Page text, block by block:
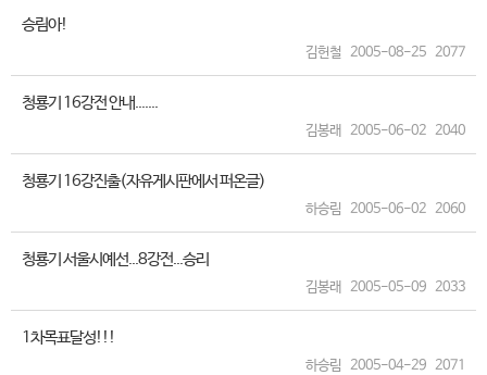
승림아!
김헌철 2005-08-25 2077
청룡기 16강전 안내.......
김봉래 2005-06-02 2040
청룡기 16강진출(자유게시판에서 퍼온글)
하승림 2005-06-02 2060
청룡기 서울시예선...8강전...승리
김봉래 2005-05-09 2033
1차목표달성!!!
하승림 2005-04-29 2071